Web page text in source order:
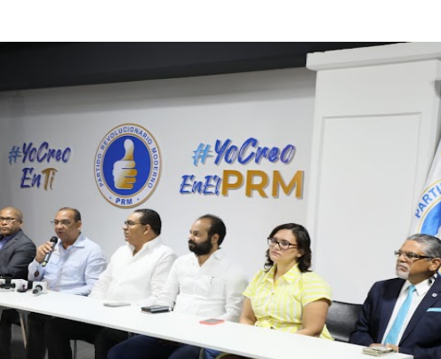
Administrativo anula permisos urbanísticos del proyecto
de cédula: adiós al orden por mes de nacimiento en
es reconocido por sus cuatro décadas de excelencia en el
escala 17 posiciones en los mil mejores bancos del mundo
actualizan Manual de Comunicación Interna y Externa para
a Roberto Tineo y a Yeisy por sus críticas
sembrando desarrollo y fortaleciendo la frontera dominicana
frena delitos ambientales y recupera terrenos en